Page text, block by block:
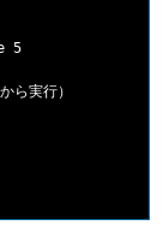
5
ら実行）